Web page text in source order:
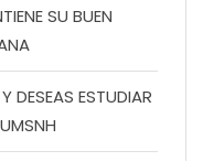
SU BUEN
DESEAS ESTUDIAR